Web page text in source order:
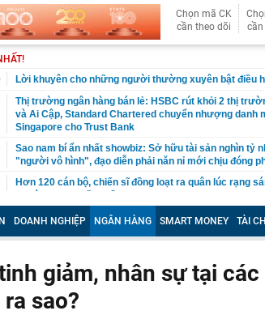
Chọn mã CK
cần theo dõi
cần
Lời khuyên cho những người thường xuyên bật điều
Thị trường ngân hàng bán lẻ: HSBC rút khỏi 2 thị
và Ai Cập, Standard Chartered chuyển nhượng danh
Singapore cho Trust Bank
Sao nam bí ẩn nhất showbiz: Sở hữu tài sản nghìn tỷ
"người vô hình", đạo diễn phải năn nỉ mới chịu đóng
Hơn 120 cán bộ, chiến sĩ đồng loạt ra quân lúc rạng
Thanh tra Chính phủ chuyển Bộ Công an thông tin 7 cá
không rõ nguồn gốc, giao dịch hơn 2.000 tỷ đồng, 6
khai sai thuế
14h ngày mai 9/8, Đại học Bách khoa Hà Nội công bố
ngành
Cha của Messi qua đời
DOANH NGHIỆP NGÂN HÀNG SMART MONEY TÀI
giảm, nhân sự tại
sao?